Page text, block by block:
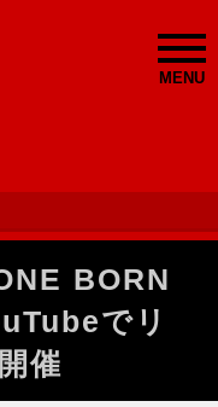
MENU
BORN
でリ
催